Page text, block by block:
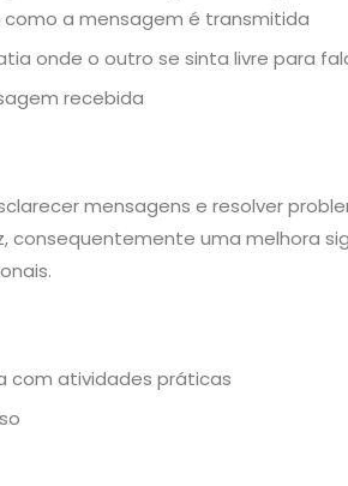
a mensagem é transmitida
onde o outro se sinta livre para
recebida
mensagens e resolver
consequentemente uma melhora
com atividades práticas